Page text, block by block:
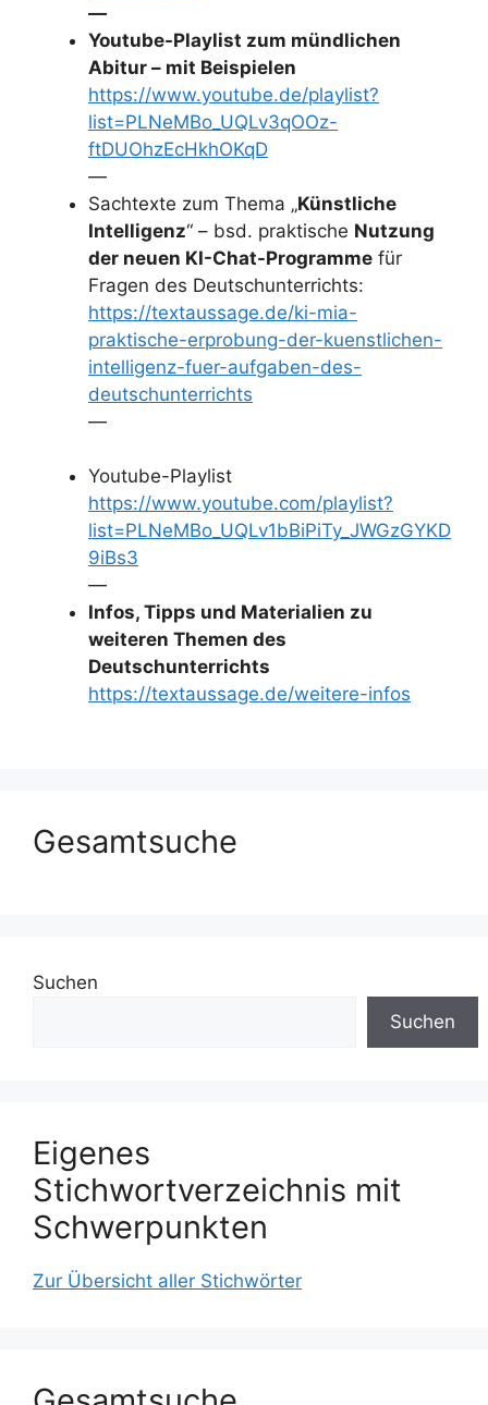
—
Youtube-Playlist zum mündlichen
Abitur – mit Beispielen
https://www.youtube.de/playlist?
list=PLNeMBo_UQLv3qOOz-
ftDUOhzEcHkhOKqD
—
Sachtexte zum Thema „Künstliche
Intelligenz“ – bsd. praktische Nutzung
der neuen KI-Chat-Programme für
Fragen des Deutschunterrichts:
https://textaussage.de/ki-mia-
praktische-erprobung-der-kuenstlichen-
intelligenz-fuer-aufgaben-des-
deutschunterrichts
—
Youtube-Playlist
https://www.youtube.com/playlist?
list=PLNeMBo_UQLv1bBiPiTy_JWGzGYKD
9iBs3
—
Infos, Tipps und Materialien zu
weiteren Themen des
Deutschunterrichts
https://textaussage.de/weitere-infos
Gesamtsuche
Suchen
Suchen
Eigenes
Stichwortverzeichnis mit
Schwerpunkten
Zur Übersicht aller Stichwörter